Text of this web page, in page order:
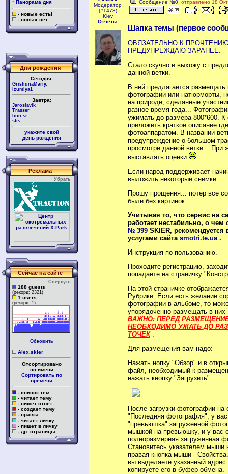
· Панорама дня
- новые есть!
- новых нет.
Дни рождения
Сегодня:
GrishunaMariy.
izumiya1
Завтра:
Jaroslavik
Trasser
lion.sr
sbs
укажите свой
день рождения
Реклама
Убрать
Сейчас на сайте
Свернуть
188 guests
(рекорд: 2321)
1 users
(рекорд: 1)
Обновить
Alex.skier
Отсортировано
по имени
Сортировать по
времени
- список тем
- читает тему
- пишет ответ
- создает тему
- правка
- читает личку
- пишет в личку
- др. страницы
Модератор
(#1473)
Kiev
Отчеты
Сообщение №0 , отправлено 18
Шапка темы (первое
ОБЯЗАТЕЛЬНО К
ПРЕДУПРЕЖДАЮ ЗАРАНЕЕ.
Стало скучно и выхожу с
данной ветки.
В ней предлагается
фотографии или натюрморты,
на природе, сделанные
разное время года...
ужимать до размера 800*600.
приложить краткое описание
фотоаппаратом. В названии
предупреждение о большом
просмотре данной ветки... При
выставлять оценки
.
Если народ поддерживает
выложить некоторые снимки...
Прошу прощения... потер все
были без картинок.
Учитывая то, что сервис на
работает нестабильно, о
№ 399 SKIER, рекомендуется
услугами сайта smotri.te.ua.
Инструкция по пользованию.
Проходите регистрацию,
попадаете на страничку
На этой страничке
Рубрики. Если есть желание
фотографии в альбоме, то
упорядоченно размещать в
ВАЖНО: ПЕРЕД
НЕОБХОДИМО УЖАТЬ ДО
ТОЧЕК.
Для размещения вам надо:
Нажать нопку "Обзор" и в
файл, необходимый к
нажать кнопку "Загрузить".
После загрузки фотографии на
"Последняя фотография", у вас
"превьюшка" загруженной
мышкой на превьюшку, и у вас
полноразмерная загруженная
Становитесь указателем
правая кнопка мыши -
вы выделяете указанный
копируете его в буфер обмена.